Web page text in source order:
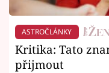
ASTROČLÁNKY
Kritika: Tato
přijmout